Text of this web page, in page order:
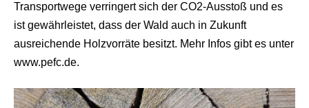
Transportwege verringert sich der CO2-Ausstoß und es
ist gewährleistet, dass der Wald auch in Zukunft
ausreichende Holzvorräte besitzt. Mehr Infos gibt es unter
www.pefc.de.